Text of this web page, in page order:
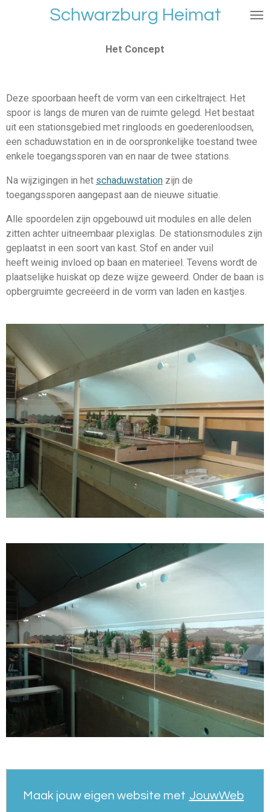
Schwarzburg Heimat
Het Concept
Deze spoorbaan heeft de vorm van een cirkeltraject. Het
spoor is langs de muren van de ruimte gelegd. Het bestaat
uit een stationsgebied met ringloods en goederenloodsen,
een schaduwstation en in de oorspronkelijke toestand twee
enkele toegangssporen van en naar de twee stations.
Na wijzigingen in het schaduwstation zijn de
toegangssporen aangepast aan de nieuwe situatie.
Alle spoordelen zijn opgebouwd uit modules en alle delen
zitten achter uitneembaar plexiglas. De stationsmodules zijn
geplaatst in een soort van kast. Stof en ander vuil
heeft weinig invloed op baan en materieel. Tevens wordt de
plaatselijke huiskat op deze wijze geweerd. Onder de baan is
opbergruimte gecreëerd in de vorm van laden en kastjes.
Maak jouw eigen website met JouwWeb